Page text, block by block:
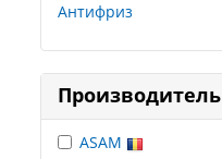
Антифриз
Производитель
ASAM